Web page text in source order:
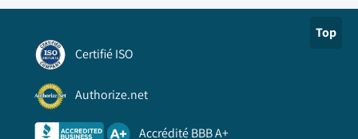
Top
Certifié ISO
Authorize.net
Accrédité BBB A+